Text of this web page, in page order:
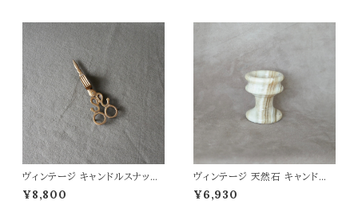
ヴィンテージ キャンドルスナッフ
ァー (はさみ型4)
¥8,800
ヴィンテージ 天然石 キャンドル
ホルダー
¥6,930